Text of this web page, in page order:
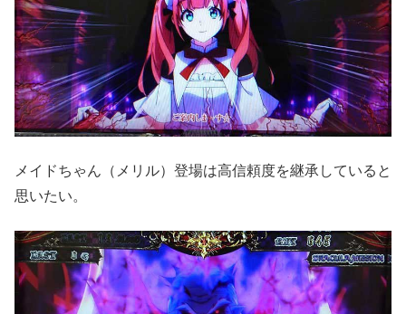
メイドちゃん（メリル）登場は高信頼度を継承していると
思いたい。